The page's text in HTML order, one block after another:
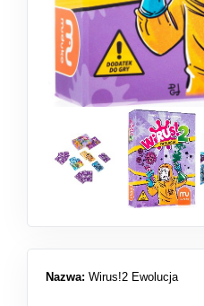
Nazwa: Wirus!2 Ewolucja